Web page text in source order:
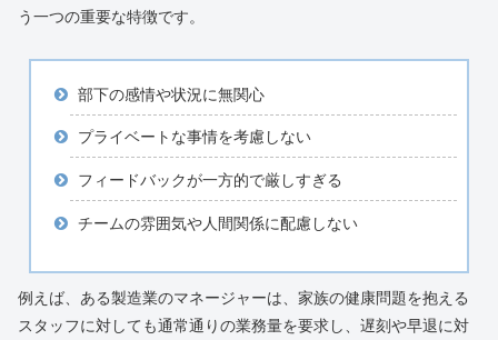
う一つの重要な特徴です。
部下の感情や状況に無関心
プライベートな事情を考慮しない
フィードバックが一方的で厳しすぎる
チームの雰囲気や人間関係に配慮しない
例えば、ある製造業のマネージャーは、家族の健康問題を抱える
スタッフに対しても通常通りの業務量を要求し、遅刻や早退に対